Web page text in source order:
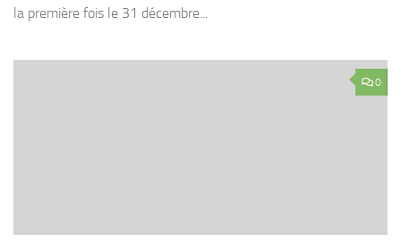
la première fois le 31 décembre...
0